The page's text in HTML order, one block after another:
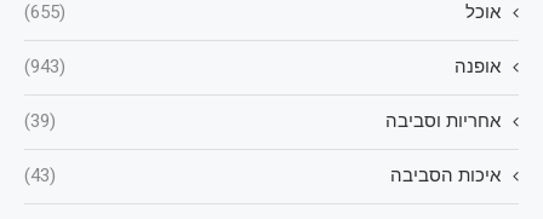
אוכל (655)
אופנה (943)
אחריות וסביבה (39)
איכות הסביבה (43)